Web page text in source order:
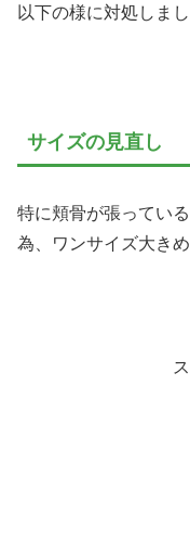
以下の様に対処しまし
サイズの見直し
特に頬骨が張ってい
為、ワンサイズ大き